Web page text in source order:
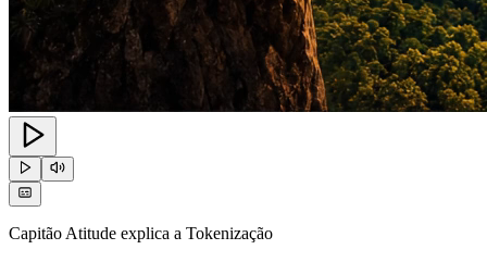
Capitão Atitude explica a Tokenização